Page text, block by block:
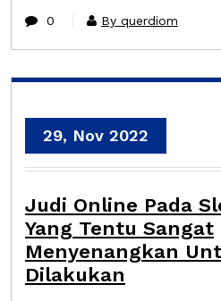
0 By querdiom
29, Nov 2022
Judi Online Pada
Yang Tentu Sangat
Menyenangkan
Dilakukan